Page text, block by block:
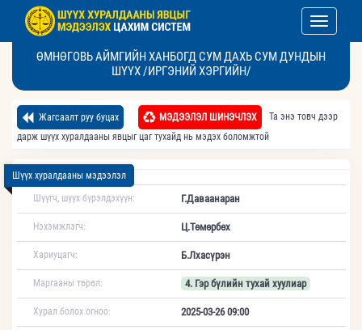
Toggle
ӨМНӨГОВЬ АЙМГИЙН ХАНБОГД СУМ ДАХЬ СУМ ДУНДЫН
ШҮҮХ /ИРГЭНИЙ ХЭРГИЙН/
Жагсаалт руу буцах МЭДЭЭЛЭЛ ШИНЭЧЛЭХ
Та энэ товч дээр
дарж шүүх хуралдааны явцыг цаг тухайд нь мэдэх боломжтой
Шүүх хуралдааны мэдээлэл
Шүүгч, шүүх бүрэлдэхүүн:
Г.Даваанаран
Нэхэмжлэгч: Ц.Төмөрбөх
Хариуцагч: Б.Лхасүрэн
Маргааны төрөл: 4. Гэр бүлийн тухай хуулиар
Хурал болох огноо: 2025-03-26 09:00